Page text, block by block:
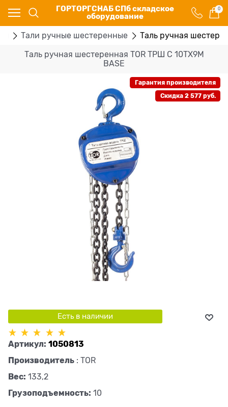
ГОРТОРГСНАБ СПб складское
оборудование
0
Тали ручные шестеренные Таль ручная
Таль ручная шестеренная TOR ТРШ C 10ТХ9М
BASE
Гарантия производителя
Скидка 2 577 руб.
Есть в наличии
Артикул: 1050813
Производитель : TOR
Вес: 133,2
Грузоподъемность: 10